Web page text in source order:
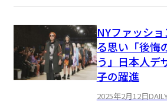
NYファッシ
る思い「後悔
う」日本人デ
子の躍進
2025年2月12日